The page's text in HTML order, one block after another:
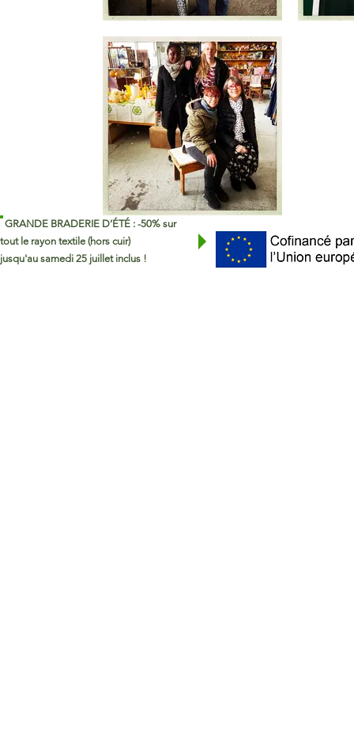
GRANDE BRADERIE D’ÉTÉ : -50% sur
tout le rayon textile (hors cuir)
jusqu'au samedi 25 juillet inclus !